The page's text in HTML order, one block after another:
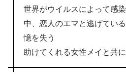
世界がウイルスによって感
中、恋人のエマと逃げてい
憶を失う
助けてくれる女性メイと共